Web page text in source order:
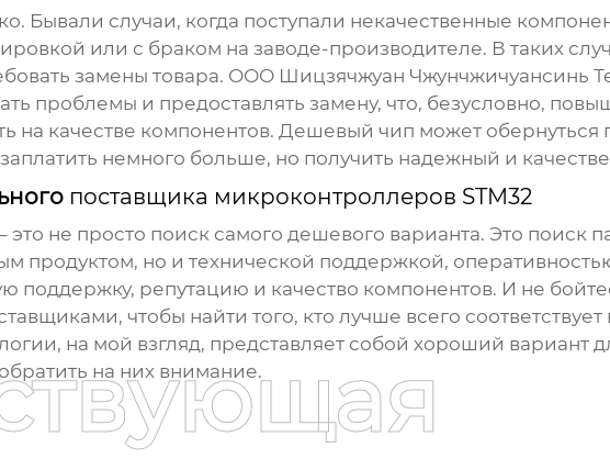
Бывали случаи, когда поступали некачественные
или с браком на заводе-производителе. В таких
замены товара. ООО Шицзячжуан Чжунчжичуансинь
проблемы и предоставлять замену, что, безусловно,
на качестве компонентов. Дешевый чип может
немного больше, но получить надежный и
поставщика микроконтроллеров STM32
это не просто поиск самого дешевого варианта. Это поиск
продуктом, но и технической поддержкой,
поддержку, репутацию и качество компонентов. И не
чтобы найти того, кто лучше всего
на мой взгляд, представляет собой хороший вариант
на них внимание.